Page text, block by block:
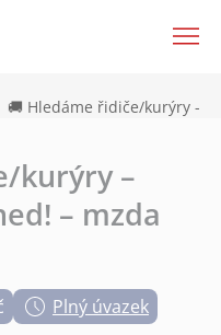
🚚 Hledáme řidiče/kurýry –
kurýry –
– mzda
Plný úvazek